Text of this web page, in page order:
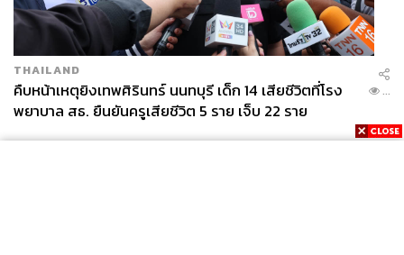
THAILAND
คืบหน้าเหตุยิงเทพศิรินทร์ นนทบุรี เด็ก 14 เสียชีวิตที่โรง
พยาบาล สธ. ยืนยันครูเสียชีวิต 5 ราย เจ็บ 22 ราย
...